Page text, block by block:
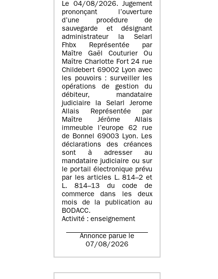
Le 04/08/2026. Jugement
prononçant l’ouverture
d’une procédure de
sauvegarde et désignant
administrateur la Selarl
Fhbx Représentée par
Maître Gaël Couturier Ou
Maître Charlotte Fort 24 rue
Childebert 69002 Lyon avec
les pouvoirs : surveiller les
opérations de gestion du
débiteur, mandataire
judiciaire la Selarl Jerome
Allais Représentée par
Maître Jérôme Allais
immeuble l’europe 62 rue
de Bonnel 69003 Lyon. Les
déclarations des créances
sont à adresser au
mandataire judiciaire ou sur
le portail électronique prévu
par les articles L. 814–2 et
L. 814–13 du code de
commerce dans les deux
mois de la publication au
BODACC.
Activité : enseignement
Annonce parue le
07/08/2026